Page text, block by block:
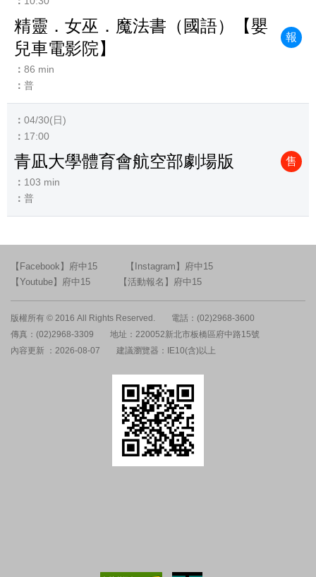
精靈．女巫．魔法書（國語）【嬰
兒車電影院】
報
86 min
普
04/30(日)
17:00
青凪大學體育會航空部劇場版 售
103 min
普
【Facebook】府中15
【Instagram】府中15
【Youtube】府中15
【活動報名】府中15
版權所有 © 2016 All Rights Reserved.
電話：(02)2968-3600
傳真：(02)2968-3309
地址：220052新北市板橋區府中路15號
內容更新 ：2026-08-07
建議瀏覽器：IE10(含)以上